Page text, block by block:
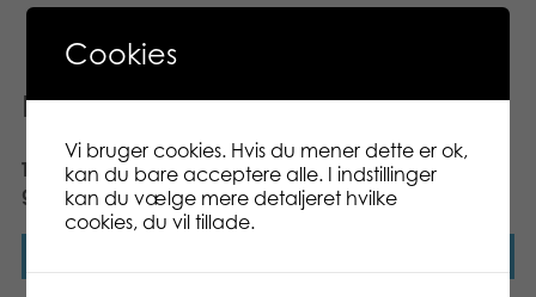
Relaterede varer
Tactic XL Yatzy throwing
game
Tactic Active Play
Zlamball
Cookies
Vi bruger cookies. Hvis du mener dette er ok,
kan du bare acceptere alle. I indstillinger
kan du vælge mere detaljeret hvilke
cookies, du vil tillade.